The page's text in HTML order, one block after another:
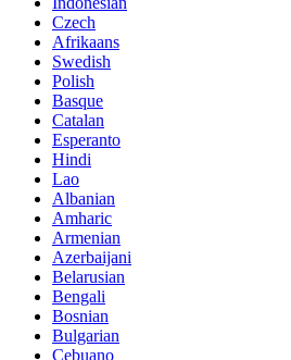
Czech
Afrikaans
Swedish
Polish
Basque
Catalan
Esperanto
Hindi
Lao
Albanian
Amharic
Armenian
Azerbaijani
Belarusian
Bengali
Bosnian
Bulgarian
Cebuano